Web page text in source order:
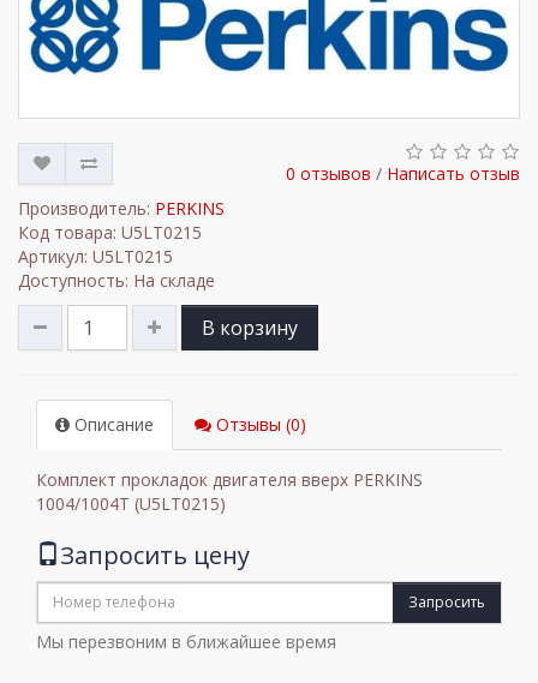
0 отзывов / Написать отзыв
Производитель: PERKINS
Код товара: U5LT0215
Артикул: U5LT0215
Доступность: На складе
В корзину
Описание Отзывы (0)
Комплект прокладок двигателя вверх PERKINS
1004/1004T (U5LT0215)
Запросить цену
Запросить
Мы перезвоним в ближайшее время